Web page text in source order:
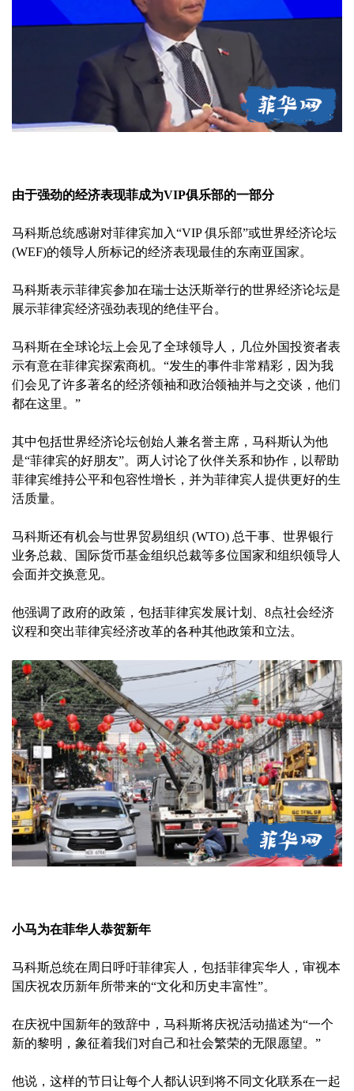
由于强劲的经济表现菲成为VIP俱乐部的一部分
马科斯总统感谢对菲律宾加入“VIP 俱乐部”或世界经济论坛
(WEF)的领导人所标记的经济表现最佳的东南亚国家。
马科斯表示菲律宾参加在瑞士达沃斯举行的世界经济论坛是
展示菲律宾经济强劲表现的绝佳平台。
马科斯在全球论坛上会见了全球领导人，几位外国投资者表
示有意在菲律宾探索商机。“发生的事件非常精彩，因为我
们会见了许多著名的经济领袖和政治领袖并与之交谈，他们
都在这里。”
其中包括世界经济论坛创始人兼名誉主席，马科斯认为他
是“菲律宾的好朋友”。两人讨论了伙伴关系和协作，以帮助
菲律宾维持公平和包容性增长，并为菲律宾人提供更好的生
活质量。
马科斯还有机会与世界贸易组织 (WTO) 总干事、世界银行
业务总裁、国际货币基金组织总裁等多位国家和组织领导人
会面并交换意见。
他强调了政府的政策，包括菲律宾发展计划、8点社会经济
议程和突出菲律宾经济改革的各种其他政策和立法。
小马为在菲华人恭贺新年
马科斯总统在周日呼吁菲律宾人，包括菲律宾华人，审视本
国庆祝农历新年所带来的“文化和历史丰富性”。
在庆祝中国新年的致辞中，马科斯将庆祝活动描述为“一个
新的黎明，象征着我们对自己和社会繁荣的无限愿望。”
他说，这样的节日让每个人都认识到将不同文化联系在一起